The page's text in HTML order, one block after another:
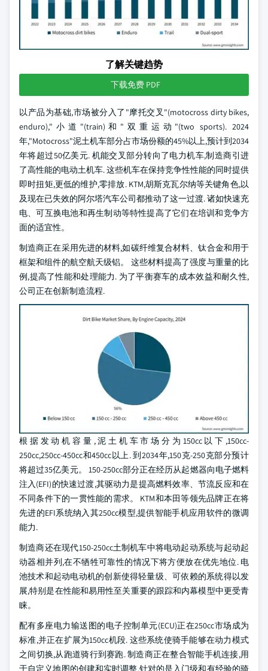
了解关键趋势
下载免费 PDF
以产品为基础,市场被分入了"摩托交叉"(motocross dirty bikes,
enduro),"小道"(train)和"双重运动"(two sports). 2024
年,"Motocross"泥土机车部分占市场份额的45%以上,预计到2034
年将超过50亿美元. 机能交叉部分转向了电力机车,制造商引进
了高性能的电动土机车. 这些机车在保持竞争性性能的同时提供
即时扭矩,更低的维护,零排放. KTM,胡斯克瓦尔纳等关键角色,以
及现在已失效的阿尔塔汽车公司都推动了这一过渡. 诸如快速充
电、可互换电池和再生制动等特性提高了它们在培训和竞争方
面的适宜性。
制造商正在采用先进的材料,如碳纤维复合材料、钛合金和用于
框架和组件的航空航天级铝。 这些材料提高了强度与重量的比
例,提高了性能和处理能力. 为了平衡赛车的成本效益和耐久性,
公司正在创新制造流程.
根据发动机容量,泥土机车市场分为150cc以下,150cc-
250cc,250cc-450cc和450cc以上. 到2034年,150克-250克部分预计
将超过35亿美元。 150-250cc部分正在经历从起燃器向电子燃料
注入(EFI)的快速过渡,其驱动力是提高燃料效率、节流反应和在
不同条件下的一贯性能的需求。 KTM和本田等领先品牌正在将
先进的EFI系统纳入其250cc模型,提供智能手机应用软件的微调
能力.
制造商还在现代150-250cc土制机车中将电动起动系统与起动起
动器相并列,在不牺牲可靠性的情况下将方便放在优先地位. 电
池技术和起动电动机的创新使得轻量级、可依赖的系统得以发
展,特别是在性能和易用性至关重要的跟踪和内幕模型中更受青
睐。
配有多座电力输送图的电子控制单元(ECU)正在250cc市场成为
标准,并正在扩展为150cc机段. 这些系统使骑手能够在动力模式
之间切换,从跑道骑行到赛跑. 制造商正在整合智能手机连接,用
于自定义地图的创建和实时调整,针对的是入门级和有经验的骑